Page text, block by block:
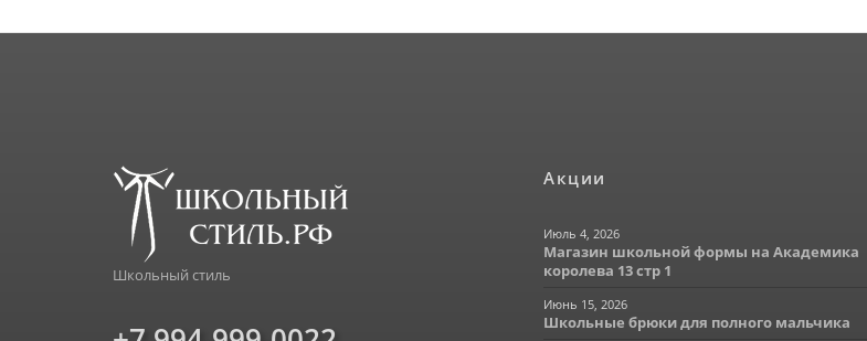
Школьный стиль
Акции
Июль 4, 2026
Магазин школьной формы на Академика
королева 13 стр 1
Июнь 15, 2026
Школьные брюки для полного мальчика